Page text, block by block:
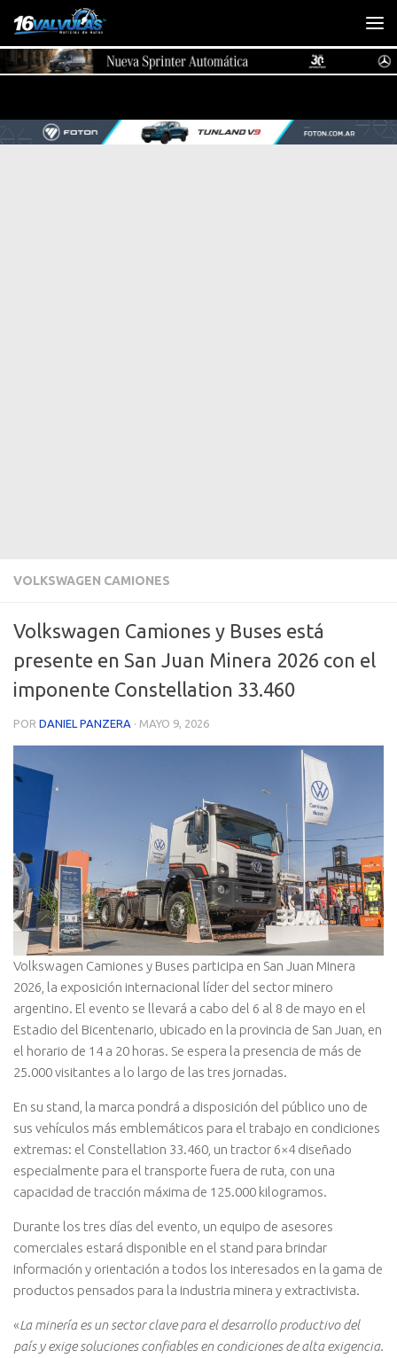
Saltar al contenido
VOLKSWAGEN CAMIONES
Volkswagen Camiones y Buses está
presente en San Juan Minera 2026 con el
imponente Constellation 33.460
POR DANIEL PANZERA · MAYO 9, 2026
Volkswagen Camiones y Buses participa en San Juan Minera
2026, la exposición internacional líder del sector minero
argentino. El evento se llevará a cabo del 6 al 8 de mayo en el
Estadio del Bicentenario, ubicado en la provincia de San Juan, en
el horario de 14 a 20 horas. Se espera la presencia de más de
25.000 visitantes a lo largo de las tres jornadas.
En su stand, la marca pondrá a disposición del público uno de
sus vehículos más emblemáticos para el trabajo en condiciones
extremas: el Constellation 33.460, un tractor 6×4 diseñado
especialmente para el transporte fuera de ruta, con una
capacidad de tracción máxima de 125.000 kilogramos.
Durante los tres días del evento, un equipo de asesores
comerciales estará disponible en el stand para brindar
información y orientación a todos los interesados en la gama de
productos pensados para la industria minera y extractivista.
«La minería es un sector clave para el desarrollo productivo del
país y exige soluciones confiables en condiciones de alta exigencia.